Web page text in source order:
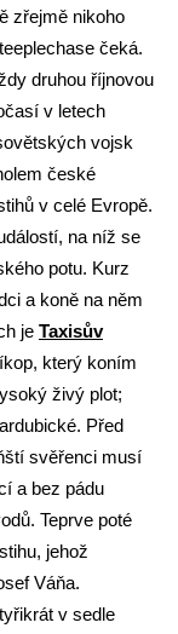
zřejmě nikoho
čeká.
druhou říjnovou
v letech
vojsk
české
v celé Evropě.
na níž se
potu. Kurz
a koně na něm
je Taxisův
který koním
živý plot;
Před
svěřenci musí
a bez pádu
Teprve poté
jehož
Váňa.
v sedle